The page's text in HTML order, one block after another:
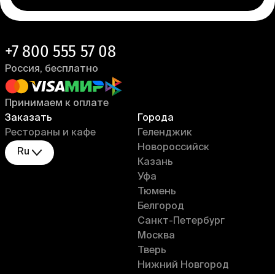
Заказать
Рестораны и кафе
Ru
Города
Геленджик
Новороссийск
Казань
Уфа
Тюмень
Белгород
Санкт-Петербург
Москва
Тверь
Нижний Новгород
+7 800 555 57 08
Россия, бесплатно
Принимаем к оплате